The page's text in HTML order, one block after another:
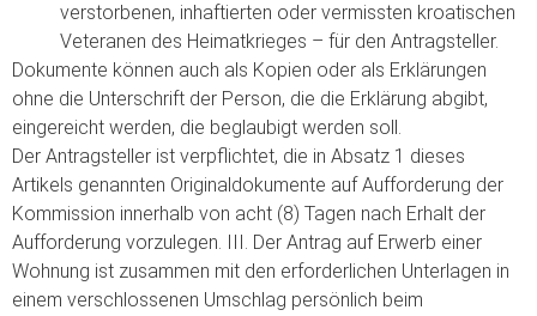
verstorbenen, inhaftierten oder vermissten kroatischen
Veteranen des Heimatkrieges – für den Antragsteller.
Dokumente können auch als Kopien oder als Erklärungen
ohne die Unterschrift der Person, die die Erklärung abgibt,
eingereicht werden, die beglaubigt werden soll.
Der Antragsteller ist verpflichtet, die in Absatz 1 dieses
Artikels genannten Originaldokumente auf Aufforderung der
Kommission innerhalb von acht (8) Tagen nach Erhalt der
Aufforderung vorzulegen. III. Der Antrag auf Erwerb einer
Wohnung ist zusammen mit den erforderlichen Unterlagen in
einem verschlossenen Umschlag persönlich beim